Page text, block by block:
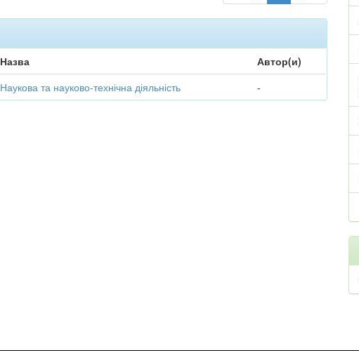
Назва
Автор(и)
Наукова та науково-технічна діяльність -